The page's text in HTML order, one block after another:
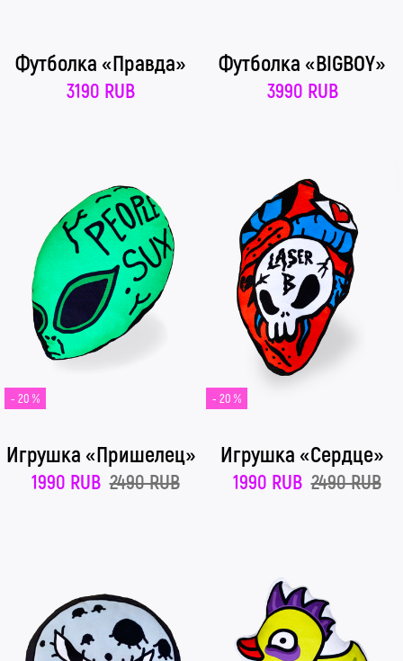
Футболка «Правда»
3190 RUB
Футболка «BIGBOY»
3990 RUB
- 20 %
Игрушка «Пришелец»
1990 RUB 2490 RUB
- 20 %
Игрушка «Сердце»
1990 RUB 2490 RUB